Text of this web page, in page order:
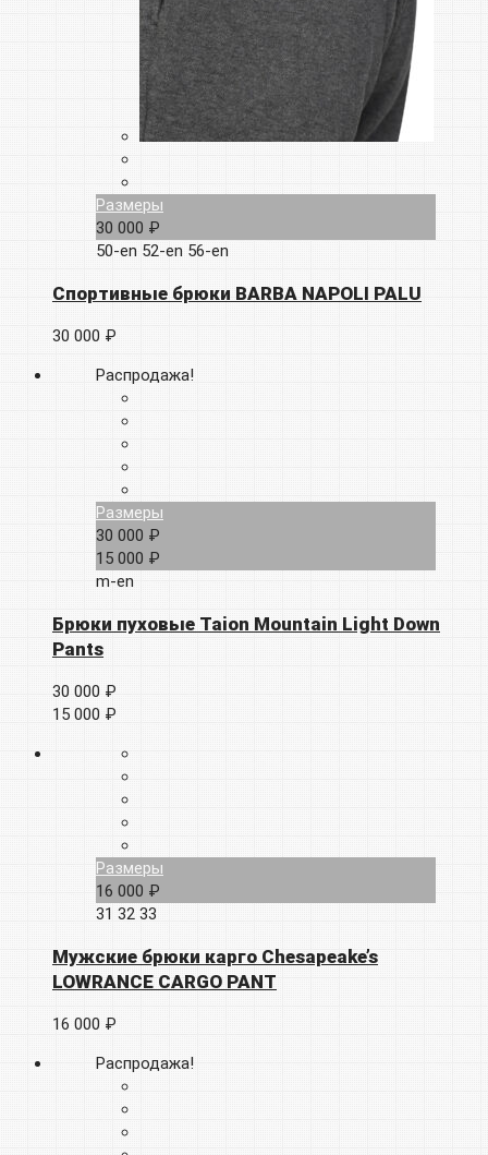
Размеры
30 000 ₽
50-en 52-en 56-en
Спортивные брюки BARBA NAPOLI PALU
30 000 ₽
Распродажа!
Размеры
30 000 ₽
15 000 ₽
m-en
Брюки пуховые Taion Mountain Light Down
Pants
30 000 ₽
15 000 ₽
Размеры
16 000 ₽
31 32 33
Мужские брюки карго Chesapeake’s
LOWRANCE CARGO PANT
16 000 ₽
Распродажа!